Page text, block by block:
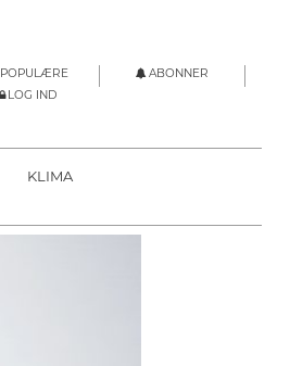
POPULÆRE
ABONNER
LOG IND
KLIMA